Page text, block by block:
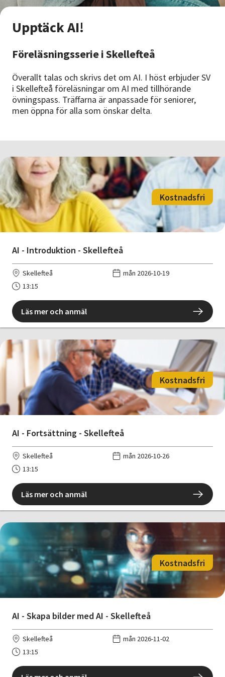
Nyheter
Avdelningar
Lyssna
Upptäck AI!
Föreläsningsserie i Skellefteå
Överallt talas och skrivs det om AI. I höst erbjuder SV
i Skellefteå föreläsningar om AI med tillhörande
övningspass. Träffarna är anpassade för seniorer,
men öppna för alla som önskar delta.
AI - Introduktion - Skellefteå
Kostnadsfri
Skellefteå
mån 2026-10-19
13:15
Läs mer och anmäl
AI - Fortsättning - Skellefteå
Kostnadsfri
Skellefteå
mån 2026-10-26
13:15
Läs mer och anmäl
AI - Skapa bilder med AI - Skellefteå
Kostnadsfri
Skellefteå
mån 2026-11-02
13:15